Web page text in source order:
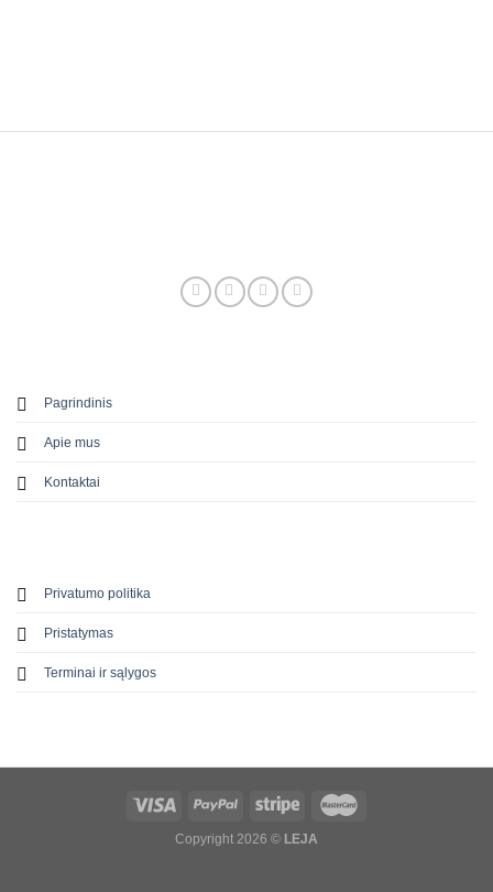
Pagrindinis
Apie mus
Kontaktai
Privatumo politika
Pristatymas
Terminai ir sąlygos
Copyright 2026 © LEJA